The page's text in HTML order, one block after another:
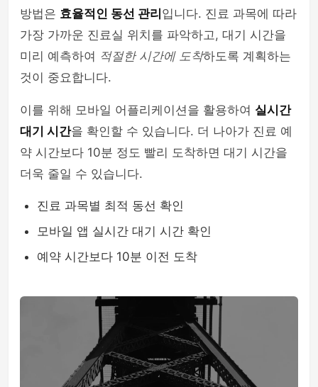
방법은 효율적인 동선 관리 입니다. 진료 과목에 따라
가장 가까운 진료실 위치를 파악하고, 대기 시간을
미리 예측하여 적절한 시간에 도착하도록 계획하는
것이 중요합니다.
이를 위해 모바일 어플리케이션을 활용하여 실시간
대기 시간을 확인할 수 있습니다. 더 나아가 진료 예
약 시간보다 10분 정도 빨리 도착하면 대기 시간을
더욱 줄일 수 있습니다.
진료 과목별 최적 동선 확인
모바일 앱 실시간 대기 시간 확인
예약 시간보다 10분 이전 도착